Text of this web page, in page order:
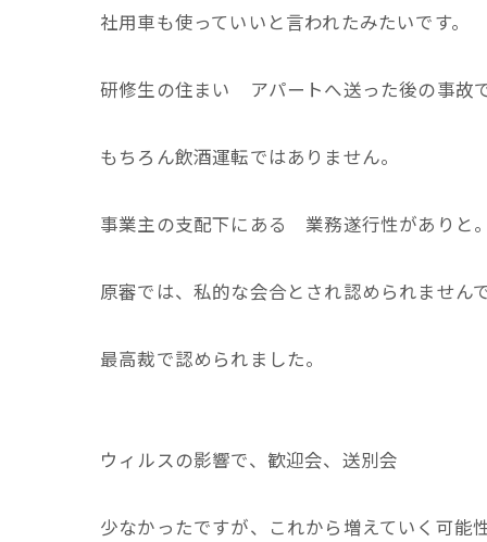
社用車も使っていいと言われたみたいです。
研修生の住まい アパートへ送った後の事故で
もちろん飲酒運転ではありません。
事業主の支配下にある 業務遂行性がありと。
原審では、私的な会合とされ認められません
最高裁で認められました。
ウィルスの影響で、歓迎会、送別会
少なかったですが、これから増えていく可能